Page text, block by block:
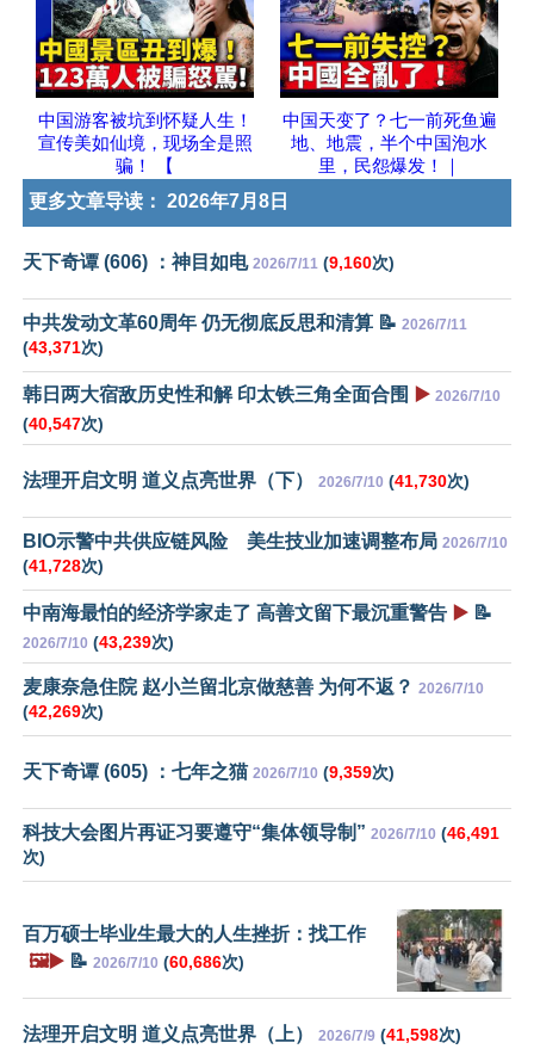
中国游客被坑到怀疑人生！
宣传美如仙境，现场全是照
骗！ 【
中国天变了？七一前死鱼遍
地、地震，半个中国泡水
里，民怨爆发！｜
更多文章导读： 2026年7月8日
天下奇谭 (606) ：神目如电 2026/7/11 (9,160次)
中共发动文革60周年 仍无彻底反思和清算 📝 2026/7/11
(43,371次)
韩日两大宿敌历史性和解 印太铁三角全面合围 ▶️ 2026/7/10
(40,547次)
法理开启文明 道义点亮世界（下） 2026/7/10 (41,730次)
BIO示警中共供应链风险 美生技业加速调整布局 2026/7/10
(41,728次)
中南海最怕的经济学家走了 高善文留下最沉重警告 ▶️ 📝
2026/7/10 (43,239次)
麦康奈急住院 赵小兰留北京做慈善 为何不返？ 2026/7/10
(42,269次)
天下奇谭 (605) ：七年之猫 2026/7/10 (9,359次)
科技大会图片再证习要遵守“集体领导制” 2026/7/10 (46,491
次)
百万硕士毕业生最大的人生挫折：找工作
🖼️▶️ 📝 2026/7/10 (60,686次)
法理开启文明 道义点亮世界（上） 2026/7/9 (41,598次)